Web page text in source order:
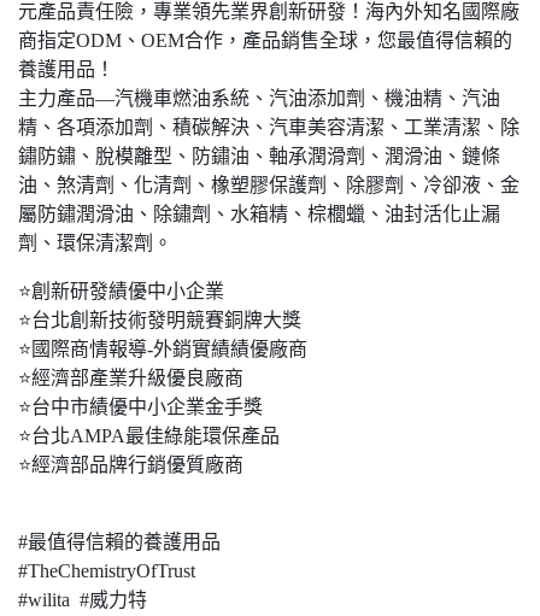
元產品責任險，專業領先業界創新研發！海內外知名國際廠
商指定ODM、OEM合作，產品銷售全球，您最值得信賴的
養護用品！
主力產品—汽機車燃油系統、汽油添加劑、機油精、汽油
精、各項添加劑、積碳解決、汽車美容清潔、工業清潔、除
鏽防鏽、脫模離型、防鏽油、軸承潤滑劑、潤滑油、鏈條
油、煞清劑、化清劑、橡塑膠保護劑、除膠劑、冷卻液、金
屬防鏽潤滑油、除鏽劑、水箱精、棕櫚蠟、油封活化止漏
劑、環保清潔劑。
⭐創新研發績優中小企業
⭐台北創新技術發明競賽銅牌大獎
⭐國際商情報導-外銷實績績優廠商
⭐經濟部產業升級優良廠商
⭐台中市績優中小企業金手獎
⭐台北AMPA最佳綠能環保產品
⭐經濟部品牌行銷優質廠商
#最值得信賴的養護用品
#TheChemistryOfTrust
#wilita #威力特